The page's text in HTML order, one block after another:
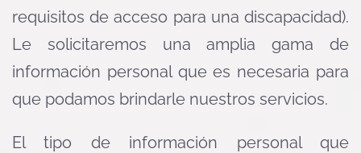
requisitos de acceso para una discapacidad).
Le solicitaremos una amplia gama de
información personal que es necesaria para
que podamos brindarle nuestros servicios.
El tipo de información personal que